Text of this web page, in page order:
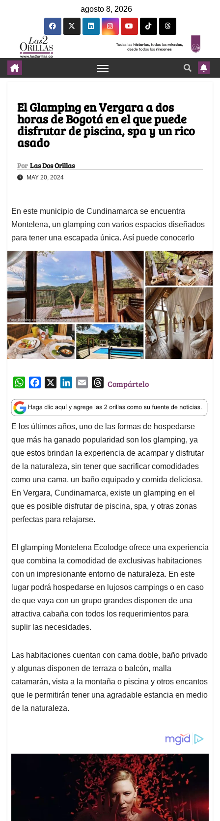
agosto 8, 2026
El Glamping en Vergara a dos
horas de Bogotá en el que puede
disfrutar de piscina, spa y un rico
asado
Por Las Dos Orillas
MAY 20, 2024
En este municipio de Cundinamarca se encuentra
Montelena, un glamping con varios espacios diseñados
para tener una escapada única. Así puede conocerlo
W
a
t
s
A
p
p
c
e
b
o
o
k
n
k
e
d
I
n
a
i
l
T
r
e
a
d
s
Compártelo
E los últimos años, uno de las formas de hospedarse
que más ha ganado popularidad son los glamping, ya
que estos brindan la experiencia de acampar y disfrutar
de la naturaleza, sin tener que sacrificar comodidades
como una cama, un baño equipado y comida deliciosa.
En Vergara, Cundinamarca, existe un glamping en el
que es posible disfrutar de piscina, spa, y otras zonas
perfectas para relajarse.
El glamping Montelena Ecolodge ofrece una experiencia
que combina la comodidad de exclusivas habitaciones
con un impresionante entorno de naturaleza. En este
lugar podrá hospedarse en lujosos campings o en caso
de que vaya con un grupo grandes disponen de una
atractiva cabaña con todos los requerimientos para
suplir las necesidades.
Las habitaciones cuentan con cama doble, baño privado
y algunas disponen de terraza o balcón, malla
catamarán, vista a la montaña o piscina y otros encantos
que le permitirán tener una agradable estancia en medio
de la naturaleza.